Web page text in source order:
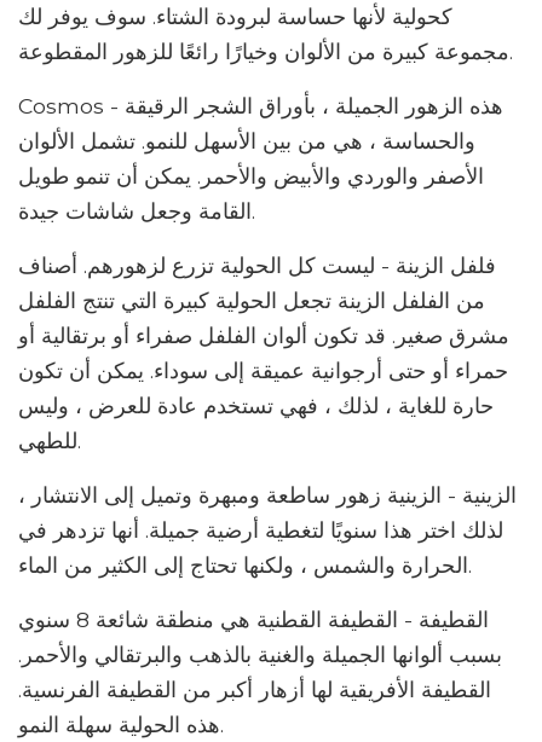
كحولية لأنها حساسة لبرودة الشتاء. سوف يوفر لك
مجموعة كبيرة من الألوان وخيارًا رائعًا للزهور المقطوعة.
Cosmos - هذه الزهور الجميلة ، بأوراق الشجر الرقيقة
والحساسة ، هي من بين الأسهل للنمو. تشمل الألوان
الأصفر والوردي والأبيض والأحمر. يمكن أن تنمو طويل
القامة وجعل شاشات جيدة.
فلفل الزينة - ليست كل الحولية تزرع لزهورهم. أصناف
من الفلفل الزينة تجعل الحولية كبيرة التي تنتج الفلفل
مشرق صغير. قد تكون ألوان الفلفل صفراء أو برتقالية أو
حمراء أو حتى أرجوانية عميقة إلى سوداء. يمكن أن تكون
حارة للغاية ، لذلك ، فهي تستخدم عادة للعرض ، وليس
للطهي.
الزينية - الزينية زهور ساطعة ومبهرة وتميل إلى الانتشار ،
لذلك اختر هذا سنويًا لتغطية أرضية جميلة. أنها تزدهر في
الحرارة والشمس ، ولكنها تحتاج إلى الكثير من الماء.
القطيفة - القطيفة القطنية هي منطقة شائعة 8 سنوي
بسبب ألوانها الجميلة والغنية بالذهب والبرتقالي والأحمر.
القطيفة الأفريقية لها أزهار أكبر من القطيفة الفرنسية.
هذه الحولية سهلة النمو.